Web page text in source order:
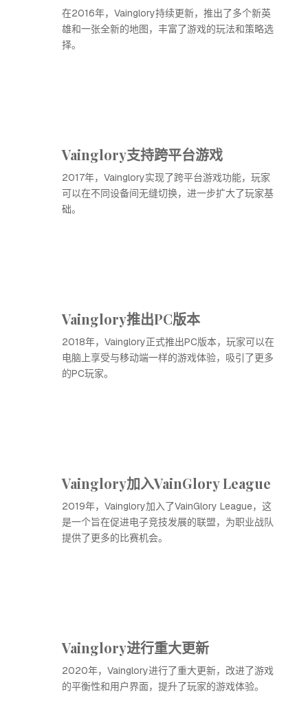
在2016年，Vainglory持续更新，推出了多个新英
雄和一张全新的地图，丰富了游戏的玩法和策略选
择。
Vainglory支持跨平台游戏
2017年，Vainglory实现了跨平台游戏功能，玩家
可以在不同设备间无缝切换，进一步扩大了玩家基
础。
Vainglory推出PC版本
2018年，Vainglory正式推出PC版本，玩家可以在
电脑上享受与移动端一样的游戏体验，吸引了更多
的PC玩家。
Vainglory加入VainGlory League
2019年，Vainglory加入了VainGlory League，这
是一个旨在促进电子竞技发展的联盟，为职业战队
提供了更多的比赛机会。
Vainglory进行重大更新
2020年，Vainglory进行了重大更新，改进了游戏
的平衡性和用户界面，提升了玩家的游戏体验。